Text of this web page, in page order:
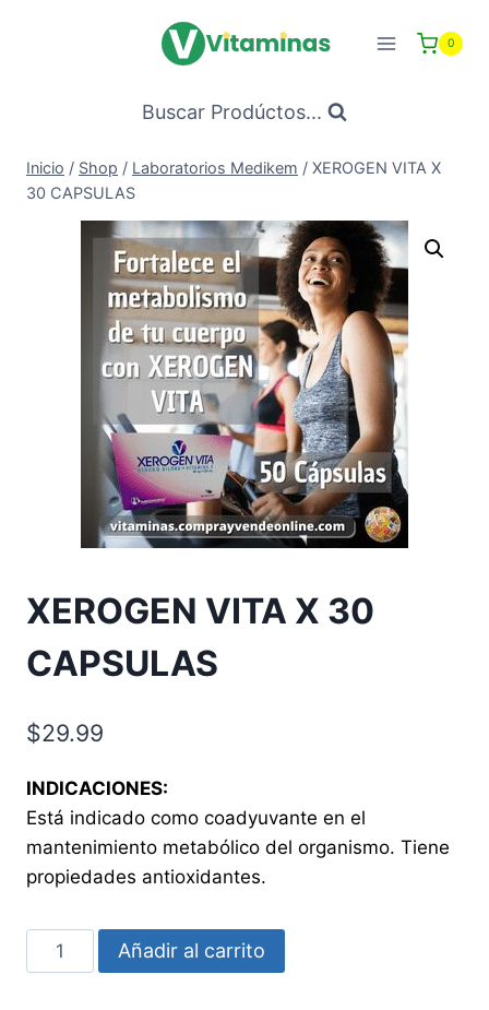
0
Buscar Prodúctos...
Inicio / Shop / Laboratorios Medikem / XEROGEN VITA X
30 CAPSULAS
XEROGEN VITA X 30
CAPSULAS
$29.99
INDICACIONES:
Está indicado como coadyuvante en el
mantenimiento metabólico del organismo. Tiene
propiedades antioxidantes.
XEROGEN
VITA
Añadir al carrito